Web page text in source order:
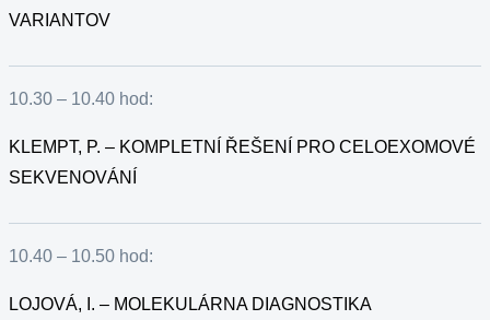
VARIANTOV
10.30 – 10.40 hod:
KLEMPT, P. – KOMPLETNÍ ŘEŠENÍ PRO CELOEXOMOVÉ
SEKVENOVÁNÍ
10.40 – 10.50 hod:
LOJOVÁ, I. – MOLEKULÁRNA DIAGNOSTIKA